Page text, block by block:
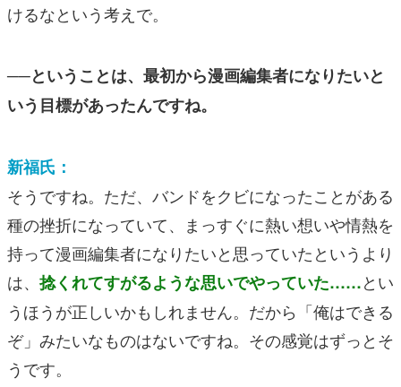
けるなという考えで。
──ということは、最初から漫画編集者になりたいと
いう目標があったんですね。
新福氏：
そうですね。ただ、バンドをクビになったことがある
種の挫折になっていて、まっすぐに熱い想いや情熱を
持って漫画編集者になりたいと思っていたというより
は、 捻くれてすがるような思いでやっていた……とい
うほうが正しいかもしれません。だから「俺はできる
ぞ」みたいなものはないですね。その感覚はずっとそ
うです。